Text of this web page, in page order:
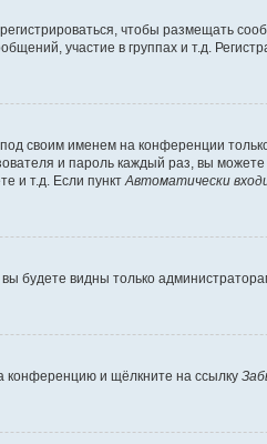
чтобы размещать
участие в группах и т.д.
под своим именем на конференции
и пароль каждый раз, вы
и т.д. Если пункт Автоматически
вы будете видны только
конференцию и щёлкните на ссылку